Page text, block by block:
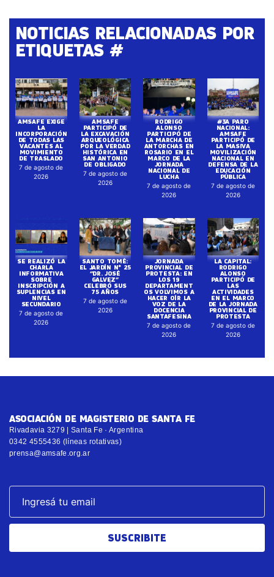
NOTICIAS RELACIONADAS POR
ETIQUETAS #
AMSAFE EXIGE
LA
INCORPORACIÓN
DE TODAS LAS
VACANTES AL
MOVIMIENTO
DE TRASLADO
7 de agosto de
2026
AMSAFE
PARTICIPÓ DE
LA EXCAVACIÓN
ARQUEOLÓGICA
POR LA VERDAD
HISTÓRICA EN
SAN ANTONIO
DE OBLIGADO
7 de agosto de
2026
RODRIGO
ALONSO
PARTICIPÓ DE
LA MARCHA DE
ANTORCHAS EN
ROSARIO EN EL
MARCO DE LA
JORNADA
NACIONAL DE
LUCHA
7 de agosto de
2026
#3A PARO
NACIONAL:
AMSAFE
PARTICIPÓ DE
LA MASIVA
MOVILIZACIÓN
NACIONAL EN
DEFENSA DE LA
EDUCACIÓN
PÚBLICA
7 de agosto de
2026
SE REALIZÓ LA
CHARLA
INFORMATIVA
SOBRE
INSCRIPCIÓN A
SUPLENCIAS EN
NIVEL
SECUNDARIO
7 de agosto de
2026
SANTO TOMÉ:
EL JARDÍN N° 25
“DR. JOSÉ
GALVEZ”
CELEBRÓ SUS
75 AÑOS
7 de agosto de
2026
JORNADA
PROVINCIAL DE
PROTESTA: EN
LOS 19
DEPARTAMENT
OS VOLVIMOS A
HACER OÍR LA
VOZ DE LA
DOCENCIA
SANTAFESINA
7 de agosto de
2026
LA CAPITAL:
RODRIGO
ALONSO
PARTICIPÓ DE
LAS
ACTIVIDADES
EN EL MARCO
DE LA JORNADA
PROVINCIAL DE
PROTESTA
7 de agosto de
2026
ASOCIACIÓN DE MAGISTERIO DE SANTA FE
Rivadavia 3279 | Santa Fe · Argentina
0342 4555436 (líneas rotativas)
prensa@amsafe.org.ar
SUSCRIBITE